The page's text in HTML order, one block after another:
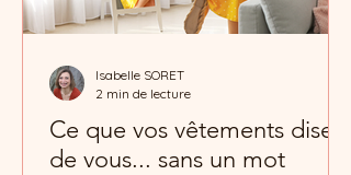
Ce que vos vêtements disent
de vous... sans un mot
Isabelle SORET
2 min de lecture